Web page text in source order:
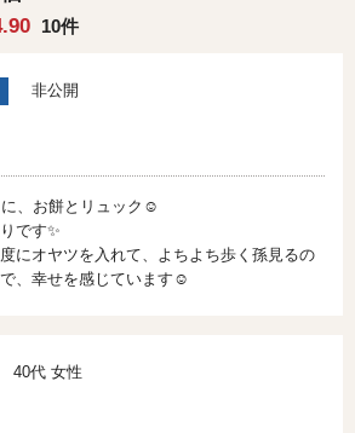
10
非公開
、お餅とリュック☺️
です✨
にオヤツを入れて、よちよち歩く孫見るの
、幸せを感じています☺️
40代 女性